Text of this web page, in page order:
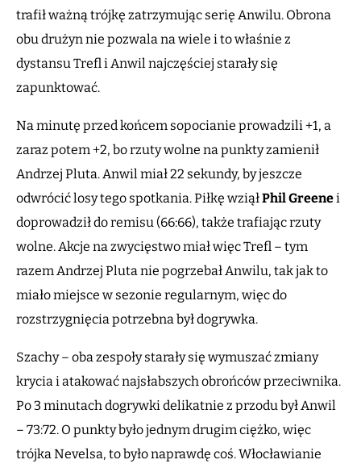
trafił ważną trójkę zatrzymując serię Anwilu. Obrona
obu drużyn nie pozwala na wiele i to właśnie z
dystansu Trefl i Anwil najczęściej starały się
zapunktować.
Na minutę przed końcem sopocianie prowadzili +1, a
zaraz potem +2, bo rzuty wolne na punkty zamienił
Andrzej Pluta. Anwil miał 22 sekundy, by jeszcze
odwrócić losy tego spotkania. Piłkę wziąłPhil Greenei
doprowadził do remisu (66:66), także trafiając rzuty
wolne. Akcje na zwycięstwo miał więc Trefl – tym
razem Andrzej Pluta nie pogrzebał Anwilu, tak jak to
miało miejsce w sezonie regularnym, więc do
rozstrzygnięcia potrzebna był dogrywka.
Szachy – oba zespoły starały się wymuszać zmiany
krycia i atakować najsłabszych obrońców przeciwnika.
Po 3 minutach dogrywki delikatnie z przodu był Anwil
– 73:72. O punkty było jednym drugim ciężko, więc
trójka Nevelsa, to było naprawdę coś. Włocławianie